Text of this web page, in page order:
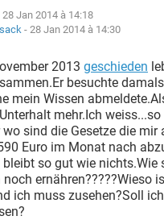
28 Jan 2014 à 14:18
- 28 Jan 2014 à 14:30
2013 geschieden
besuchte
mein Wissen
mehr.Ich
wo sind die Gesetze die
Euro im Monat nach
bleibt so gut wie nichts.Wie
ernähren?????Wieso
ich muss zusehen?Soll